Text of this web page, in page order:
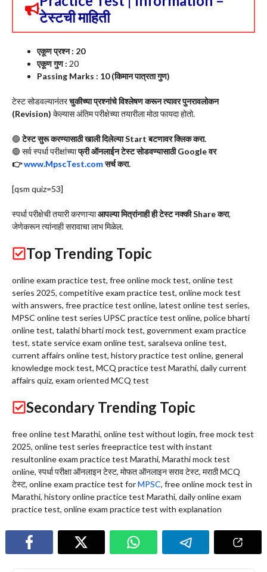
टेस्टची माहिती
एकूण प्रश्न : 20
एकूण गुण : 20
Passing Marks : 10 (किमान पात्रता गुण)
टेस्ट सोडवल्यानंतरचुकीच्या प्रश्नांचे विश्लेषण करून त्यावर पुनरावलोकन
(Revision) केल्यास अंतिम परीक्षेच्या तयारीला मोठा फायदा होतो.
🟢टेस्ट सुरू करण्यासाठी खाली दिलेल्या Start बटणावर क्लिक करा.
🟢 सर्व स्पर्धा परीक्षांच्याफ्री ऑनलाईन टेस्ट सोडवण्यासाठी Google वर
👉www.MpscTest.comसर्च करा.
[qsm quiz=53]
स्पर्धा परीक्षेची तयारी करणाऱ्याआपल्या मित्रांनाही ही टेस्ट नक्की Share करा,
जेणेकरून त्यांनाही सरावाचा लाभ मिळेल.
Top Trending Topic
online exam practice test, free online mock test, online test
series 2025, competitive exam practice test, online mock test
with answers, free practice test online, latest online test series,
MPSC online test series UPSC practice test online, police bharti
online test, talathi bharti mock test, government exam practice
test, state service exam online test, saralseva online test,
current affairs online test, history practice test online, general
knowledge mock test, MCQ practice test Marathi, daily current
affairs quiz, exam oriented MCQ test
Secondary Trending Topic
free online test Marathi, online test without login, free mock test
2025, online test series freepractice test with instant
resultonline exam practice test Marathi, Marathi mock test
online, स्पर्धा परीक्षा ऑनलाइन टेस्ट, मोफत ऑनलाइन सराव टेस्ट, मराठी MCQ
टेस्ट, online exam practice test forMPSC, free online mock test in
Marathi, history online practice test Marathi, daily online exam
practice test, online exam practice test with explanation